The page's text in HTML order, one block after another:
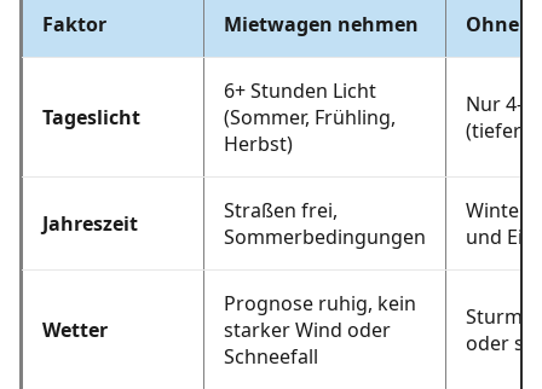
Faktor
Mietwagen nehmen Ohne
Tageslicht
6+ Stunden Licht
(Sommer, Frühling,
Herbst)
Nur 4-5
(tiefer
Jahreszeit
Straßen frei,
Sommerbedingungen
und Eis
Wetter
Prognose ruhig, kein
starker Wind oder
Schneefall
oder